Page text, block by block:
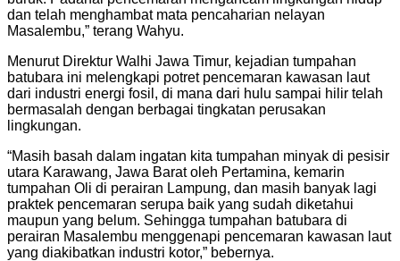
dan telah menghambat mata pencaharian nelayan
Masalembu,” terang Wahyu.
Menurut Direktur Walhi Jawa Timur, kejadian tumpahan
batubara ini melengkapi potret pencemaran kawasan laut
dari industri energi fosil, di mana dari hulu sampai hilir telah
bermasalah dengan berbagai tingkatan perusakan
lingkungan.
“Masih basah dalam ingatan kita tumpahan minyak di pesisir
utara Karawang, Jawa Barat oleh Pertamina, kemarin
tumpahan Oli di perairan Lampung, dan masih banyak lagi
praktek pencemaran serupa baik yang sudah diketahui
maupun yang belum. Sehingga tumpahan batubara di
perairan Masalembu menggenapi pencemaran kawasan laut
yang diakibatkan industri kotor,” bebernya.